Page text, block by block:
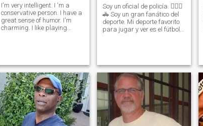
I'm very intelligent. I 'm a
conservative person. I have a
great sense of humor. I'm
charming. I like playing
and sales. I do have options,
b
Soy un oficial de policía. 👮🏾‍♂️
🚓 Soy un gran fanático del
deporte. Mi deporte favorito
para jugar y ver es el fútbol
trotar. ¡Me complace
encontrar nuevas formas de
hacer ejercicio a diario!